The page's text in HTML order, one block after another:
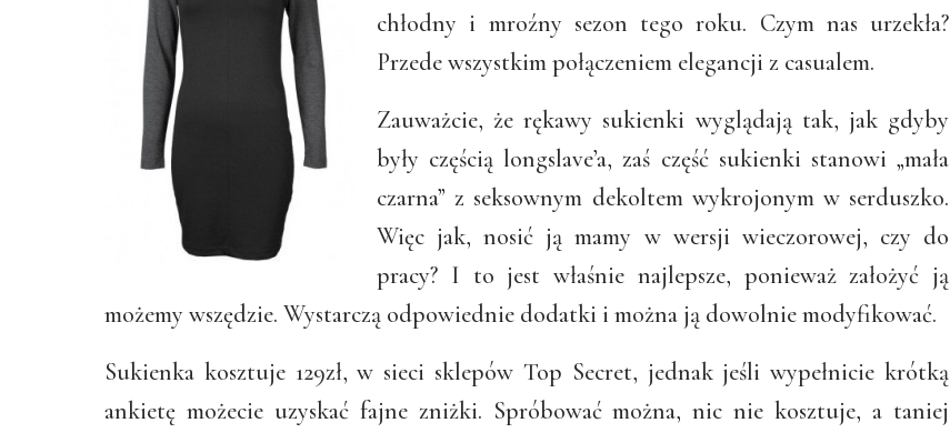
chłodny i mroźny sezon tego roku. Czym nas urzekła?
Przede wszystkim połączeniem elegancji z casualem.
Zauważcie, że rękawy sukienki wyglądają tak, jak gdyby
były częścią longslave’a, zaś część sukienki stanowi „mała
czarna” z seksownym dekoltem wykrojonym w serduszko.
Więc jak, nosić ją mamy w wersji wieczorowej, czy do
pracy? I to jest właśnie najlepsze, ponieważ założyć ją
możemy wszędzie. Wystarczą odpowiednie dodatki i można ją dowolnie modyfikować.
Sukienka kosztuje 129zł, w sieci sklepów Top Secret, jednak jeśli wypełnicie krótką
ankietę możecie uzyskać fajne zniżki. Spróbować można, nic nie kosztuje, a taniej